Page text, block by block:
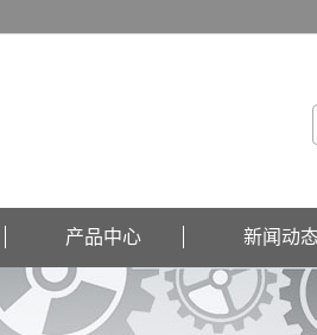
产品中心 新闻动